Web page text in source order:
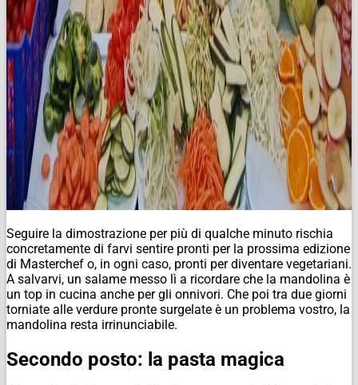
Seguire la dimostrazione per più di qualche minuto rischia
concretamente di farvi sentire pronti per la prossima edizione
di Masterchef o, in ogni caso, pronti per diventare vegetariani.
A salvarvi, un salame messo lì a ricordare che la mandolina è
un top in cucina anche per gli onnivori. Che poi tra due giorni
torniate alle verdure pronte surgelate è un problema vostro, la
mandolina resta irrinunciabile.
Secondo posto: la pasta magica